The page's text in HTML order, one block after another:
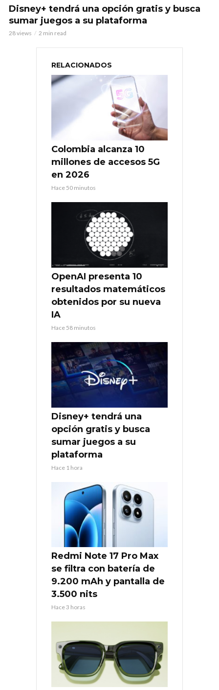
Disney+ tendrá una opción gratis y busca
sumar juegos a su plataforma
28 views 2 min read
RELACIONADOS
Colombia alcanza 10
millones de accesos 5G
en 2026
Hace 50 minutos
OpenAI presenta 10
resultados matemáticos
obtenidos por su nueva
IA
Hace 58 minutos
Disney+ tendrá una
opción gratis y busca
sumar juegos a su
plataforma
Hace 1 hora
Redmi Note 17 Pro Max
se filtra con batería de
9.200 mAh y pantalla de
3.500 nits
Hace 3 horas